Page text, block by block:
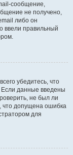
сообщение,
не получено,
либо он
ввели правильный
убедитесь, что
Если данные введены
не был ли
что допущена ошибка
для